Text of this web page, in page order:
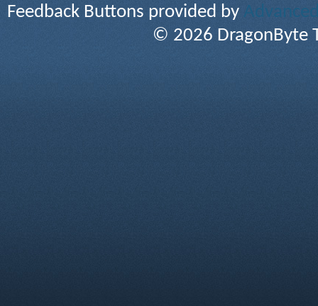
Feedback Buttons provided by
© 2026 DragonByte